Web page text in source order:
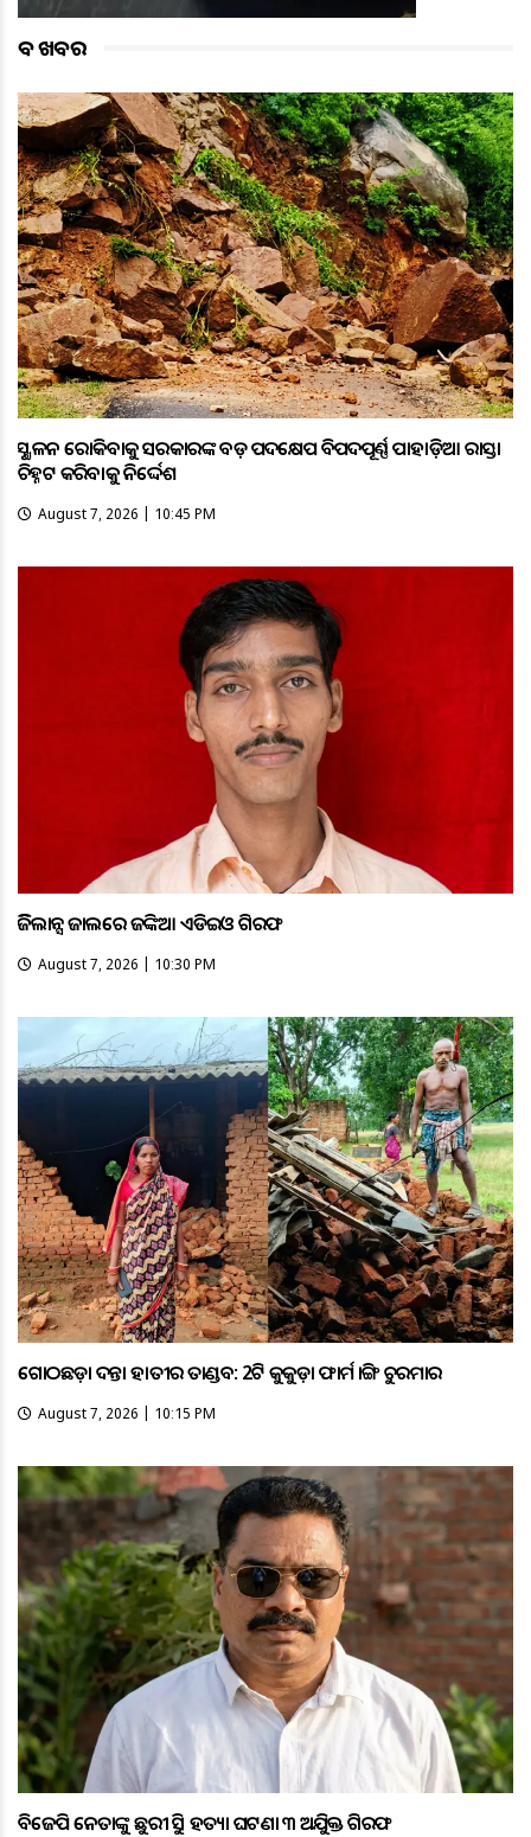
ବଡ ଖବର
ଭୂସ୍ଖଳନ ରୋକିବାକୁ ସରକାରଙ୍କ ବଡ଼ ପଦକ୍ଷେପ ବିପଦପୂର୍ଣ୍ଣ ପାହାଡ଼ିଆ ରାସ୍ତା
ଚିହ୍ନଟ କରିବାକୁ ନିର୍ଦ୍ଦେଶ
August 7, 2026 | 10:45 PM
ଭିଜିଲାନ୍ସ ଜାଲରେ ଜଙ୍କିଆ ଏଡିଇଓ ଗିରଫ
August 7, 2026 | 10:30 PM
ଗୋଠଛଡ଼ା ଦନ୍ତା ହାତୀର ତାଣ୍ଡବ: 2ଟି କୁକୁଡ଼ା ଫାର୍ମ ଭାଙ୍ଗି ଚୁରମାର
August 7, 2026 | 10:15 PM
ବିଜେପି ନେତାଙ୍କୁ ଛୁରୀ ଭୁସି ହତ୍ୟା ଘଟଣା ୩ ଅଭିଯୁକ୍ତ ଗିରଫ